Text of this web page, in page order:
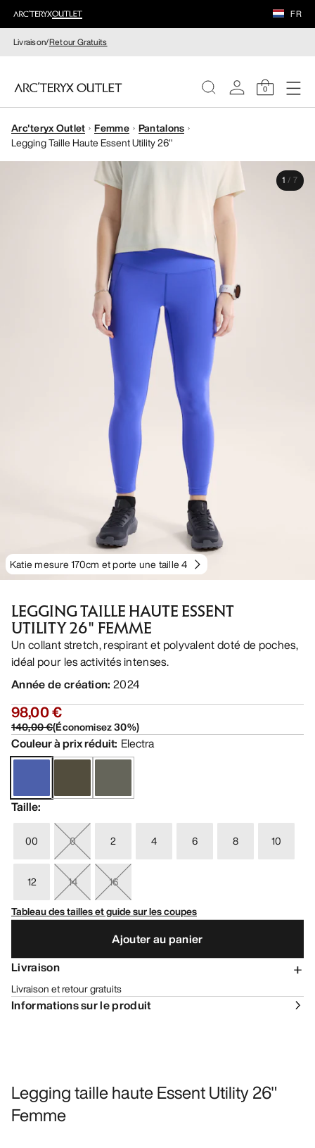
FR
Livraison/Retour Gratuits
0
FEMME
Arc'teryx Outlet Femme
Pantalons
Legging Taille Haute Essent Utility 26"
Katie mesure 170cm et porte une taille 4
1 / 7
LEGGING TAILLE HAUTE ESSENT
UTILITY 26" FEMME
Un collant stretch, respirant et polyvalent doté de poches,
idéal pour les activités intenses.
Année de création: 2024
98,00 €
140,00 €(Économisez30%)
Couleur à prix réduit: Electra
Taille:
00 0 2 4 6 8 10
12 14
16
Tableau des tailles et guide sur les coupes
Ajouter au panier
Livraison
Livraison et retour gratuits
Informations sur le produit
Legging taille haute Essent Utility 26"
Femme